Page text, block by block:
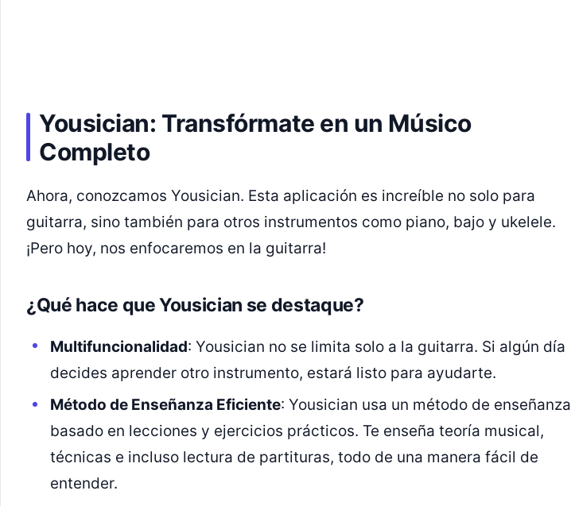
Yousician: Transfórmate en un Músico
Completo
Ahora, conozcamos Yousician. Esta aplicación es increíble no solo para
guitarra, sino también para otros instrumentos como piano, bajo y ukelele.
¡Pero hoy, nos enfocaremos en la guitarra!
¿Qué hace que Yousician se destaque?
Multifuncionalidad: Yousician no se limita solo a la guitarra. Si algún día
decides aprender otro instrumento, estará listo para ayudarte.
Método de Enseñanza Eficiente: Yousician usa un método de enseñanza
basado en lecciones y ejercicios prácticos. Te enseña teoría musical,
técnicas e incluso lectura de partituras, todo de una manera fácil de
entender.